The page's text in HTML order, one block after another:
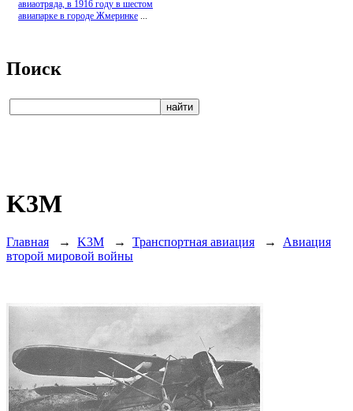
авиаотряда, в 1916 году в шестом
авиапарке в городе Жмеринке
Поиск
K3M
Главная → K3M → Транспортная авиация → Авиация
второй мировой войны